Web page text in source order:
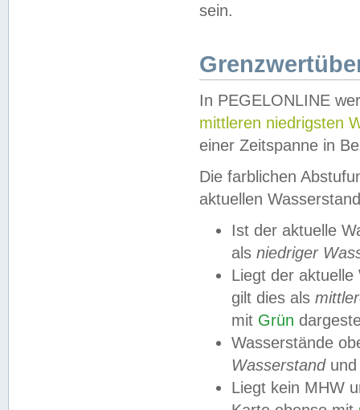
sein.
In PEGELONLINE
mittleren niedrigsten
einer Zeitspanne in
Die farblichen
aktuellen
Ist der aktuelle
als niedriger
Liegt der
gilt dies als
mit Grün
Wasserstände
Wasserstandund
Liegt kein MHW